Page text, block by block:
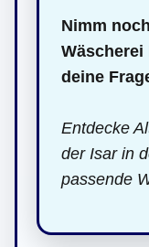
Nimm
Wäscherei
deine
Entdecke
der Isar in
passende